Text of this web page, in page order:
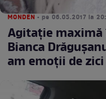
MONDEN • pe 06.05.2017 la
Agitație
Bianca
am emoții de